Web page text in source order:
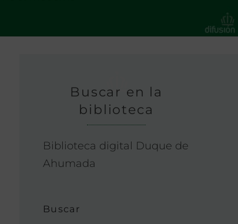
Buscar en la
biblioteca
Biblioteca digital Duque de
Ahumada
Buscar